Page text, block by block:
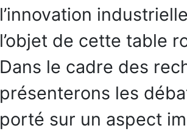
l’innovation
l’objet de cette table
Dans le cadre des
présenterons les
porté sur un aspect